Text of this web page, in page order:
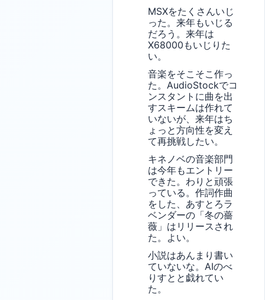
MSXをたくさんいじ
った。来年もいじる
だろう。来年は
X68000もいじりた
い。
音楽をそこそこ作っ
た。AudioStockでコ
ンスタントに曲を出
すスキームは作れて
いないが、来年はち
ょっと方向性を変え
て再挑戦したい。
キネノベの音楽部門
は今年もエントリー
できた。わりと頑張
っている。作詞作曲
をした、あすとろラ
ベンダーの「冬の薔
薇」はリリースされ
た。よい。
小説はあんまり書い
ていないな。AIのべ
りすとと戯れてい
た。